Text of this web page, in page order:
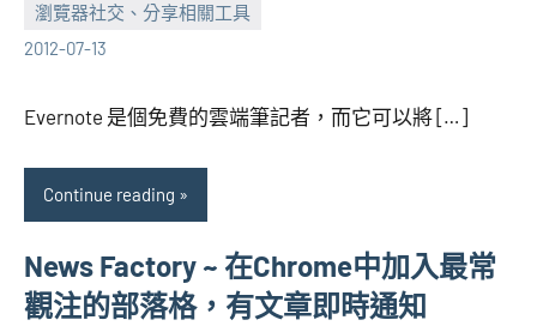
瀏覽器社交、分享相關工具
2012-07-13
張
海
No
comments
Evernote 是個免費的雲端筆記者，而它可以將 […]
Continue reading
News Factory ~ 在Chrome中加入最常
觀注的部落格，有文章即時通知